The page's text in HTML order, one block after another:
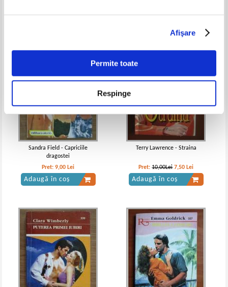
Afişare
Permite toate
Respinge
Sandra Field - Capriciile
dragostei
Pret:9,00 Lei
Adaugă în coș
Terry Lawrence - Straina
Pret:10,00Lei 7,50 Lei
Adaugă în coș